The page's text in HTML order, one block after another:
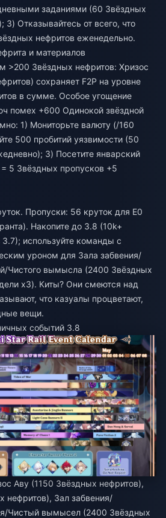
заданиями (60 Звёздных
3) Отказывайтесь от всего, что
нефритов еженедельно.
и материалов
>200 Звёздных нефритов: Хризос
сохраняет F2P на уровне
в сумме. Особое угощение
помех +600 Одинокой звёздной
1) Мониторьте валюту (/160
500 пробитий уязвимости (50
3) Посетите январский
5 Звёздных пропусков +5
Пропуски: 56 круток для E0
Накопите до 3.8 (10k+
используйте команды с
уроном для Зала забвения/
Чистого вымысла (2400 Звёздных
x3). Киты? Они смеются над
что казуалы процветают,
вещи.
событий 3.8
Аву (1150 Звёздных нефритов),
нефритов), Зал забвения/
Чистый вымысел (2400 Звёздных